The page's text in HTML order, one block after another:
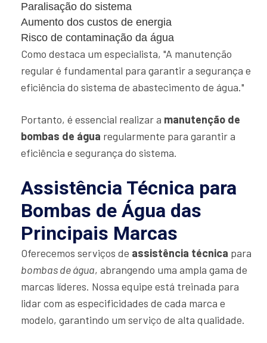
Paralisação do sistema
Aumento dos custos de energia
Risco de contaminação da água
Como destaca um especialista, "A manutenção
regular é fundamental para garantir a segurança e
eficiência do sistema de abastecimento de água."
Portanto, é essencial realizar a manutenção de
bombas de água regularmente para garantir a
eficiência e segurança do sistema.
Assistência Técnica para
Bombas de Água das
Principais Marcas
Oferecemos serviços de assistência técnica para
bombas de água, abrangendo uma ampla gama de
marcas líderes. Nossa equipe está treinada para
lidar com as especificidades de cada marca e
modelo, garantindo um serviço de alta qualidade.